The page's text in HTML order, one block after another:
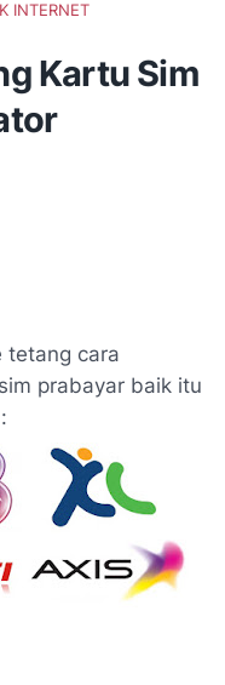
INTERNET
Kartu Sim
tetang cara
prabayar baik itu